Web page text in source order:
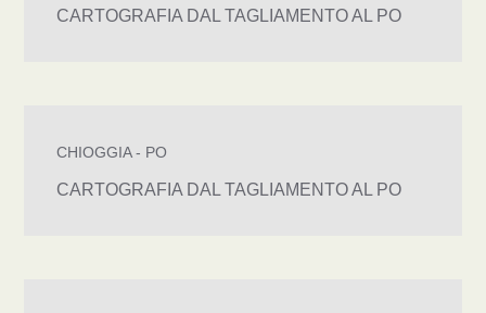
CARTOGRAFIA DAL TAGLIAMENTO AL PO
CHIOGGIA - PO
CARTOGRAFIA DAL TAGLIAMENTO AL PO